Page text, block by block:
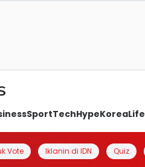
SportTechHypeKoreaLife
Vote Iklanin di IDN Quiz